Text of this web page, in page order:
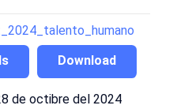
Download
de octibre del 2024